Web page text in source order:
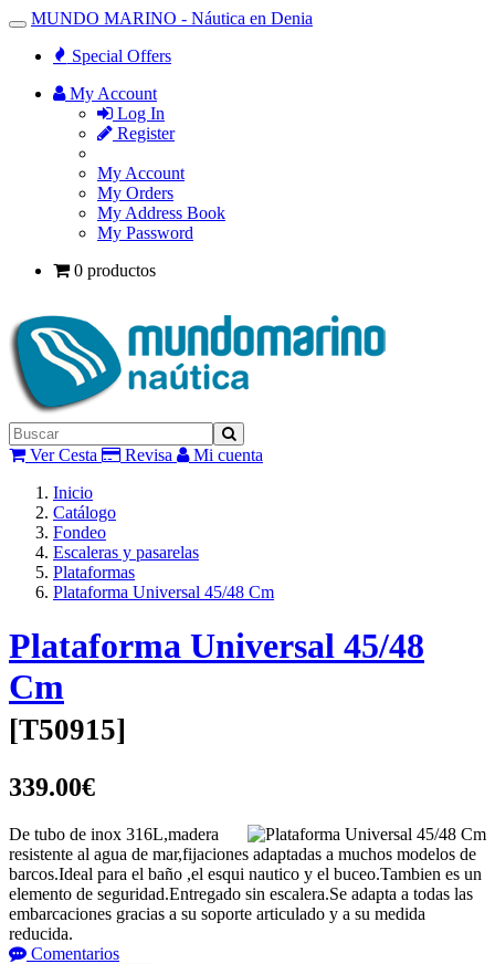
Toggle
Navigation
MUNDO MARINO - Náutica en Denia
Special Offers
My Account
Log In
Register
My Account
My Orders
My Address Book
My Password
0 productos
Ver Cesta Revisa
Mi cuenta
Inicio
Catálogo
Fondeo
Escaleras y pasarelas
Plataformas
Plataforma Universal 45/48 Cm
Plataforma Universal 45/48
Cm
[T50915]
339.00€
De tubo de inox 316L,madera
resistente al agua de mar,fijaciones adaptadas a muchos modelos de
barcos.Ideal para el baño ,el esqui nautico y el buceo.Tambien es un
elemento de seguridad.Entregado sin escalera.Se adapta a todas las
embarcaciones gracias a su soporte articulado y a su medida
reducida.
Comentarios